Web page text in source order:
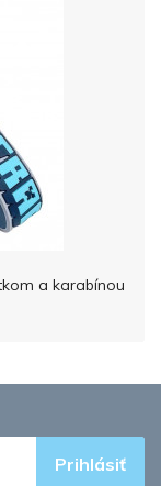
a karabínou
Prihlásiť